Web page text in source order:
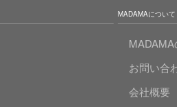
MADAMAについて
お問い合
会社概要